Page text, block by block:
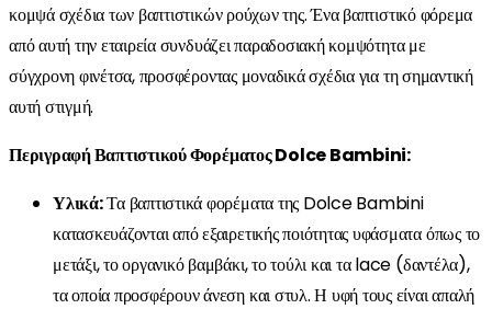
κομψά σχέδια των βαπτιστικών ρούχων της. Ένα βαπτιστικό φόρεμα
από αυτή την εταιρεία συνδυάζει παραδοσιακή κομψότητα με
σύγχρονη φινέτσα, προσφέροντας μοναδικά σχέδια για τη σημαντική
αυτή στιγμή.
Περιγραφή Βαπτιστικού Φορέματος Dolce Bambini:
Υλικά:Τα βαπτιστικά φορέματα της Dolce Bambini
κατασκευάζονται από εξαιρετικής ποιότητας υφάσματα όπως το
μετάξι, το οργανικό βαμβάκι, το τούλι και τα lace (δαντέλα),
τα οποία προσφέρουν άνεση και στυλ. Η υφή τους είναι απαλή